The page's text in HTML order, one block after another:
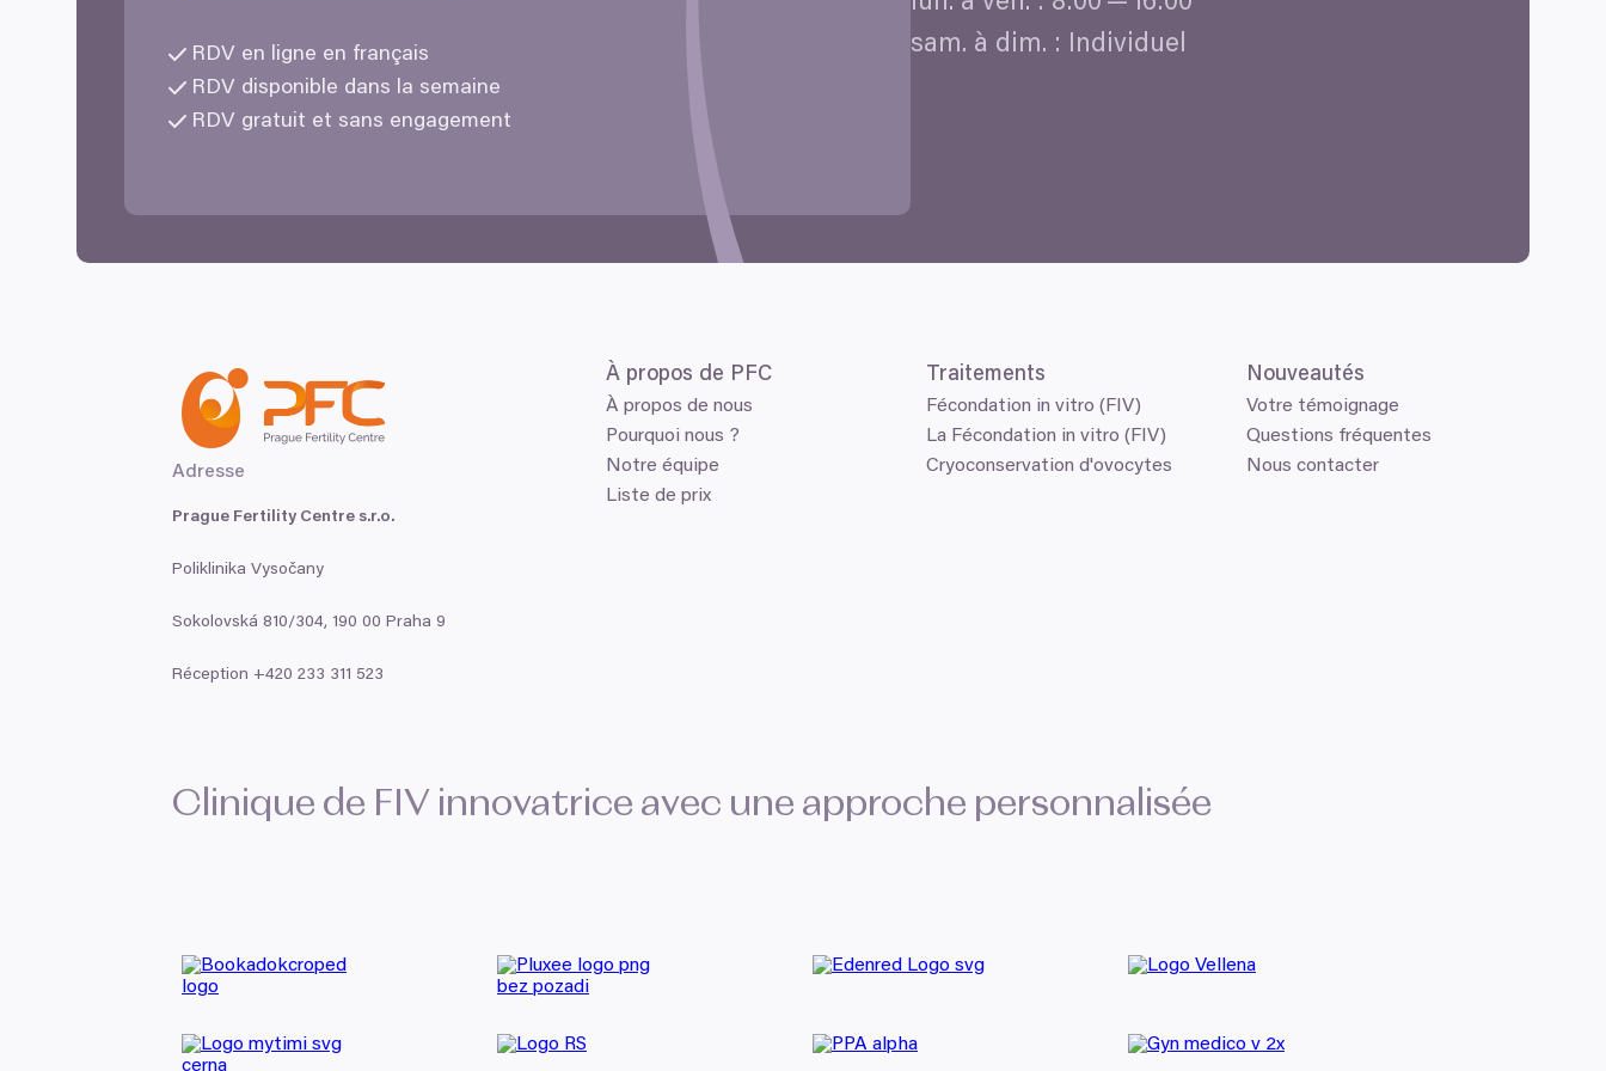
RDV en ligne en français
RDV disponible dans la semaine
RDV gratuit et sans engagement
sam. à dim. : Individuel
Adresse
Prague Fertility Centre s.r.o.
Poliklinika Vysočany
Sokolovská 810/304, 190 00 Praha 9
Réception +420 233 311 523
À propos de PFC
À propos de nous
Pourquoi nous ?
Notre équipe
Liste de prix
Traitements
Fécondation in vitro (FIV)
La Fécondation in vitro (FIV)
Cryoconservation d'ovocytes
Nouveautés
Votre témoignage
Questions fréquentes
Nous contacter
Clinique de FIV innovatrice avec une approche personnalisée